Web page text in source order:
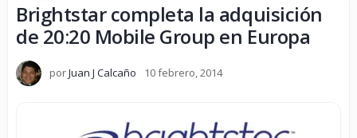
Brightstar completa la adquisición
de 20:20 Mobile Group en Europa
porJuan J Calcaño 10 febrero, 2014